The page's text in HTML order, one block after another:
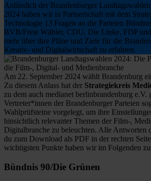
Anlässlich der Brandenburger
2024 haben wir in Partnerschaft mit dem
Technologie 13 Fragen an die Parteien
BVB/Freie Wähler, CDU, Die Linke, FDP
mehr über ihre Pläne und Ziele für die
Kreativ- und Digitalwirtschaft zu erfahren.
Am 22. September 2024 wählt Brandenburg
Zu diesem Anlass hat der Strategiekreis
zu dem auch medianet berlinbrandenburg e.V.
Vertreter*innen der Brandenburger Parteien
Wahlprüfsteine vorgelegt, um ihre
hinsichtlich relevanter Themen der Film-,
Digitalbranche zu beleuchten. Alle Antworten
du zum Download als PDF in der rechten
wichtigsten Punkte haben wir im Folgenden
Bündnis 90/Die Grünen